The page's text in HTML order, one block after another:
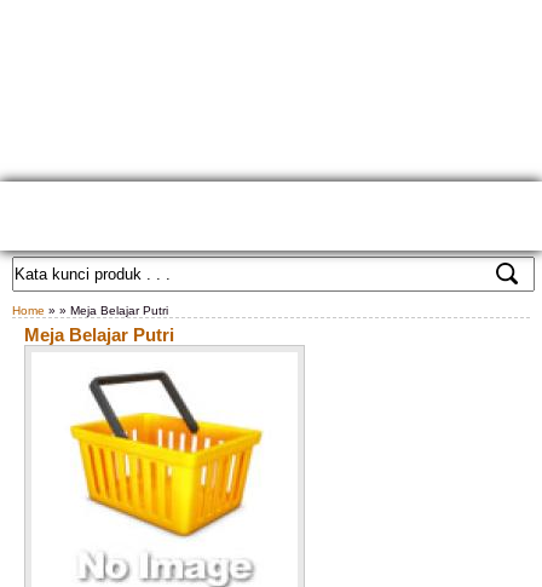
Home » » Meja Belajar Putri
Meja Belajar Putri